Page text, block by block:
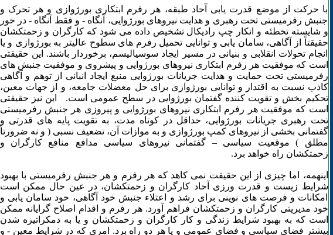
با حرکت از موضع قدرت یابی آحاد طبقه، هر رفرم ابتکاری بورژوازی و هر تحرک و
جنبش رفرمیستی تحت رهبری و هدایت نیروهای بورژوایی، آنگاه - و فقط آنگاه - در خور
و شایسته تخطئه و انکار چپ رادیکال تشخیص داده می شود که کارگران و زحمتکشان
حقیقتاً از آگاهی، سامان یابی و توانایی تحمیل رفرم های سطوح عالیتر به بورژوازی و یا
انجام تحولات انقلابی و بنیانی در مسیر ایجاد سوسیالیسم، برخوردار باشند. این حقیقتی
است که موفقیت هر رفرم ابتکاری نیروهای بورژوایی و پیشروی و موفقیت جنبش های
رفرمیستی تحت حمایت و هدایت جریانات بورژوایی منبع ایجاد انبانی از توهم و آگاهی
کاذب نسبت به اقتدار و توانایی بورژوازی برای حل معضلات جامعه، و از جهات معین،
تحکیم بخش و تقویت کننده گفتمان بورژوایی در سطح عمومی است. این نیز حقیقتی
است که موفقیت هر رفرم ابتکاری نیروهای بورژوایی و پیروزی هر جنبش رفرمیستی
تحت رهبری جریانات بورژوایی، حداقل در کوتاه مدت، به تقویت پایه های قدرتی و
گفتمانی بخشی از نیروهای کمپ بورژوازی و به موازات آن، تضعیف نسبی ( و نه ضرورتاً
مطلق ) موقعیت سیاسی – گفتمانی نیروهای سیاسی مدافع منافع کارگران و
زحمتکشان راه خواهد برد.
اینهمه، اما چیزی از این حقیقت نمی کاهد که هر رفرم و هر جنبش رفرمیستی با بهبود
شرایط زیست و قدرت ورزی آحاد کارگران و زحمتکشان، در عین حال ممکن است
امکانات و فرصت های نوینی برای رشد و اعتلاء جنبش خود آگاهی، خود سامان یابی و
خود مدیریتی کارگران و زحمتکشان فراهم آورد. هر رفرم و اقدام اصلاح گرایانه ممکن
است که به بهبود شرایط زندگی و کار کارگران و زحمتکشان و یا به دمکراتیزه شدن
بیشتر فضای سیاسی و فضای عمومی و یا هر دو راه برد. امری که در شرایط معین - و